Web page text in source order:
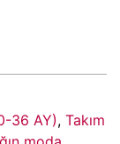
36 AY), Takım